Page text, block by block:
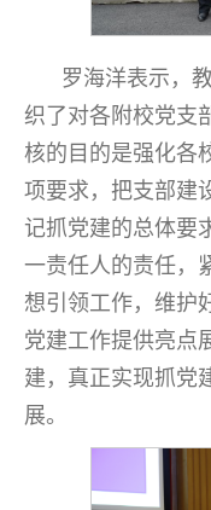
罗海洋表示，
织了对各附校党支
核的目的是强化各
项要求，把支部建
记抓党建的总体要
一责任人的责任，
想引领工作，维护
党建工作提供亮点
建，真正实现抓党
展。